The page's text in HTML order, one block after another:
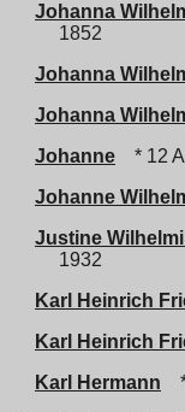
Johanna
1852
Johanna
Johanna
Johanne
* 12
Johanne
Justine
1932
Karl Heinrich
Karl Heinrich
Karl Hermann